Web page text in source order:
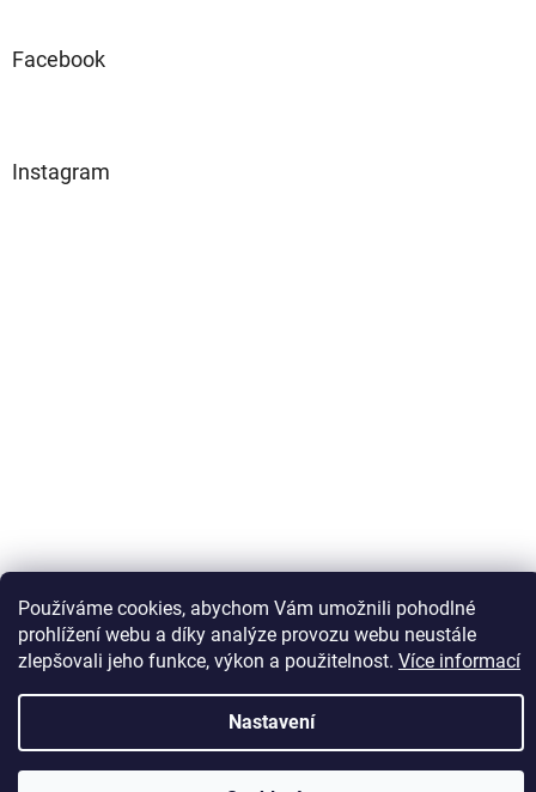
Používáme cookies, abychom Vám umožnili pohodlné
prohlížení webu a díky analýze provozu webu neustále
zlepšovali jeho funkce, výkon a použitelnost. Více informací
Nastavení
Facebook
Instagram
Sledovat na Instagramu
Copyright 2026Kaps comm. Všechna práva vyhrazena.